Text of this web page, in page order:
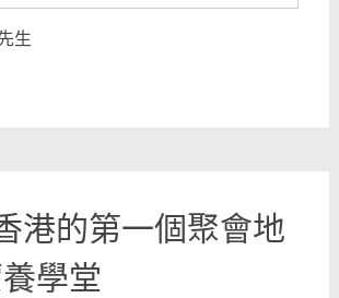
生
港的第一個聚會地
學堂